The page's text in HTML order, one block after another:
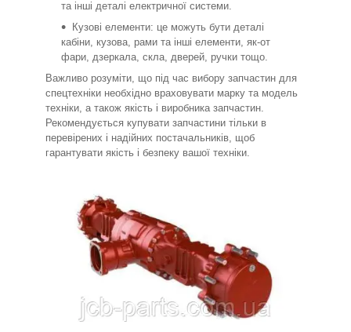
та інші деталі електричної системи.
Кузові елементи: це можуть бути деталі
кабіни, кузова, рами та інші елементи, як-от
фари, дзеркала, скла, дверей, ручки тощо.
Важливо розуміти, що під час вибору запчастин для
спецтехніки необхідно враховувати марку та модель
техніки, а також якість і виробника запчастин.
Рекомендується купувати запчастини тільки в
перевірених і надійних постачальників, щоб
гарантувати якість і безпеку вашої техніки.